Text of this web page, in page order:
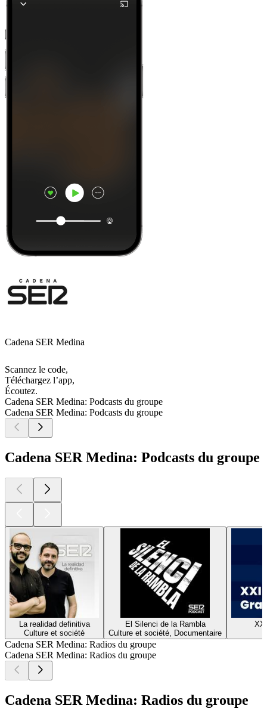
Cadena SER Medina
Scannez le code,
Téléchargez l’app,
Écoutez.
Cadena SER Medina: Podcasts du groupe
Cadena SER Medina: Podcasts du groupe
Cadena SER Medina: Podcasts du groupe
La realidad definitiva
Culture et société
El Silenci de la Rambla
Culture et société, Documentaire
Cadena SER Medina: Radios du groupe
Cadena SER Medina: Radios du groupe
Cadena SER Medina: Radios du groupe